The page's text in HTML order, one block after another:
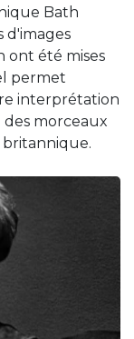
Bath
d'images
ont été mises
permet
interprétation
morceaux